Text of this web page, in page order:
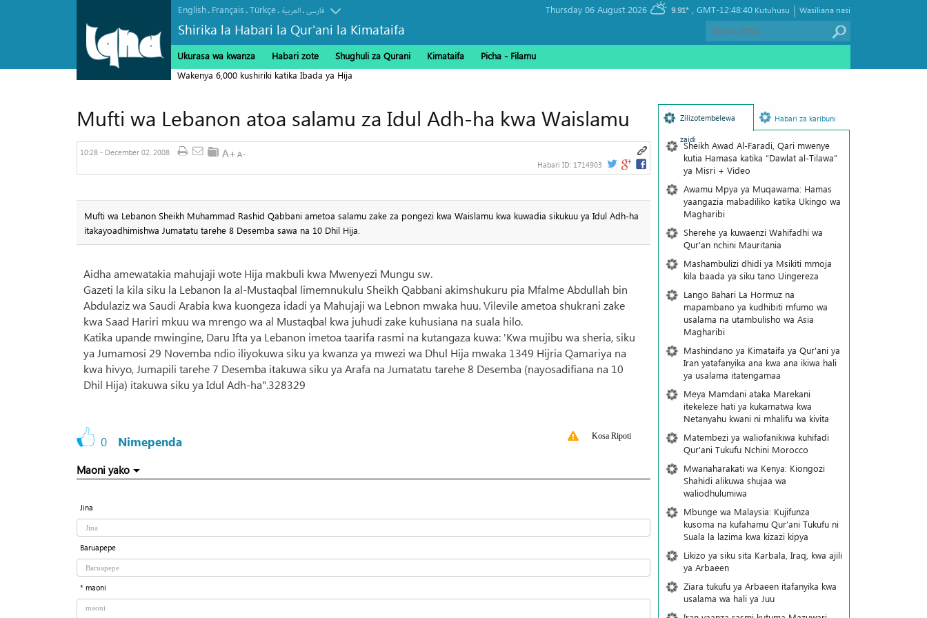
English. Français.Türkçe. العربیة.فارسی
Shirika la Habari la Qur'ani la Kimataifa
GMT-12:48:40
9.91° Wasiliana nasi
|
Kutuhusu
Ukurasa wa kwanza Habari zote Shughuli za Qurani Kimataifa
Picha‎ - Filamu‎
Wakenya 6,000 kushiriki katika Ibada ya Hija
Mufti wa Lebanon atoa salamu za Idul Adh-ha kwa Waislamu
10:28 - December 02, 2008
Habari ID: 1714903
Mufti wa Lebanon Sheikh Muhammad Rashid Qabbani ametoa salamu zake za pongezi kwa Waislamu kwa kuwadia sikukuu ya Idul Adh-ha
itakayoadhimishwa Jumatatu tarehe 8 Desemba sawa na 10 Dhil Hija.
Aidha amewatakia mahujaji wote Hija makbuli kwa Mwenyezi Mungu sw.
Gazeti la kila siku la Lebanon la al-Mustaqbal limemnukulu Sheikh Qabbani akimshukuru pia Mfalme Abdullah bin
Abdulaziz wa Saudi Arabia kwa kuongeza idadi ya Mahujaji wa Lebnon mwaka huu. Vilevile ametoa shukrani zake
kwa Saad Hariri mkuu wa mrengo wa al Mustaqbal kwa juhudi zake kuhusiana na suala hilo.
Katika upande mwingine, Daru Ifta ya Lebanon imetoa taarifa rasmi na kutangaza kuwa: 'Kwa mujibu wa sheria, siku
ya Jumamosi 29 Novemba ndio iliyokuwa siku ya kwanza ya mwezi wa Dhul Hija mwaka 1349 Hijria Qamariya na
kwa hivyo, Jumapili tarehe 7 Desemba itakuwa siku ya Arafa na Jumatatu tarehe 8 Desemba (nayosadifiana na 10
Dhil Hija) itakuwa siku ya Idul Adh-ha".328329
0 Nimependa Kosa Ripoti
Maoni yako
Jina
Baruapepe
* maoni
Zilizotembelewa
zaidi
Habari za karibuni
Sheikh Awad Al-Faradi, Qari mwenye
kutia Hamasa katika “Dawlat al-Tilawa”
ya Misri + Video
Awamu Mpya ya Muqawama: Hamas
yaangazia mabadiliko katika Ukingo wa
Magharibi
Sherehe ya kuwaenzi Wahifadhi wa
Qur'an nchini Mauritania
Mashambulizi dhidi ya Msikiti mmoja
kila baada ya siku tano Uingereza
Lango Bahari La Hormuz na
mapambano ya kudhibiti mfumo wa
usalama na utambulisho wa Asia
Magharibi
Mashindano ya Kimataifa ya Qur'ani ya
Iran yatafanyika ana kwa ana ikiwa hali
ya usalama itatengamaa
Meya Mamdani ataka Marekani
itekeleze hati ya kukamatwa kwa
Netanyahu kwani ni mhalifu wa kivita
Matembezi ya waliofanikiwa kuhifadi
Qur'ani Tukufu Nchini Morocco
Mwanaharakati wa Kenya: Kiongozi
Shahidi alikuwa shujaa wa
waliodhulumiwa
Mbunge wa Malaysia: Kujifunza
kusoma na kufahamu Qur’ani Tukufu ni
Suala la lazima kwa kizazi kipya
Likizo ya siku sita Karbala, Iraq, kwa ajili
ya Arbaeen
Ziara tukufu ya Arbaeen itafanyika kwa
usalama wa hali ya Juu